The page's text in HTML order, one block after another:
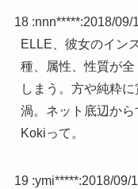
18 :nnn*****:2018/09/
ELLE、彼女のイン
種、属性、性質が
しまう。方や純粋
渦。ネット底辺から
Kokiって。
19 :ymi*****:2018/09/